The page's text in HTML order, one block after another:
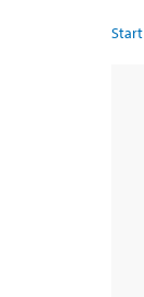
Start